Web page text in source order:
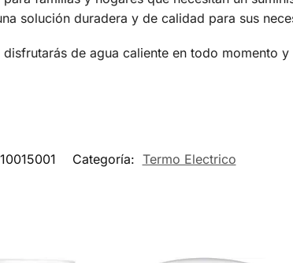
solución duradera y de calidad para sus
de agua caliente en todo momento
Categoría: Termo Electrico